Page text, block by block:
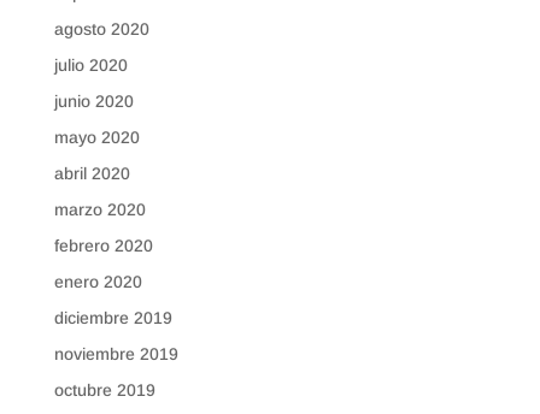
agosto 2020
julio 2020
junio 2020
mayo 2020
abril 2020
marzo 2020
febrero 2020
enero 2020
diciembre 2019
noviembre 2019
octubre 2019